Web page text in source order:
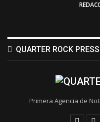
QUARTER ROCK PRESS
Primera Agencia de